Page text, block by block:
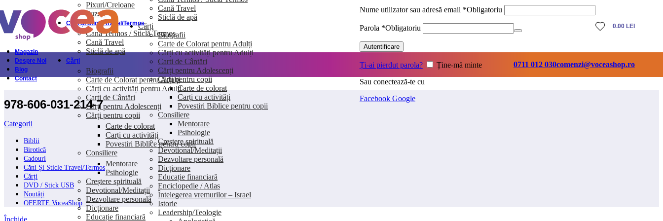
Skip to navigationSkip to main content
Cană Travel
Sticlă de apă
Cărți
Biografii
Carte de Colorat pentru Adulți
Cărți cu activități pentru Adulți
Carti de Cântări
Cărți pentru Adolescenți
Cărți pentru copii
Carte de colorat
Carți cu activități
Povestiri Biblice pentru copii
Consiliere
Mentorare
Psihologie
Creștere spirituală
Devotional/Meditații
Dezvoltare personală
Dicționare
Educație financiară
Enciclopedie / Atlas
Întelegerea vremurilor – Israel
Istorie
Leadership/Teologie
Nume utilizator sau adresă email *Obligatoriu
Parola *Obligatoriu
Autentificare
Ți-ai pierdut parola?
Ține-mă minte
Sau conectează-te cu
Facebook Google
0.00 LEI
Magazin
Despre Noi
Blog
Contact
Pixuri/Creioane
Puzzle
Căni Și Sticle Travel/Termos
Cană Termos / Sticlă Termos
Cană Travel
Sticlă de apă
Cărți
Biografii
Carte de Colorat pentru Adulți
Cărți cu activități pentru Adulți
Carti de Cântări
Cărți pentru Adolescenți
Cărți pentru copii
Carte de colorat
Carți cu activități
Povestiri Biblice pentru copii
Consiliere
Mentorare
Psihologie
Creștere spirituală
Devotional/Meditații
Dezvoltare personală
Dicționare
Educație financiară
0711 012 030comenzi@voceashop.ro
978-606-031-214-7
Categorii
Biblii
Birotică
Cadouri
Căni Și Sticle Travel/Termos
Cărți
DVD / Stick USB
Noutăți
OFERTE VoceaShop